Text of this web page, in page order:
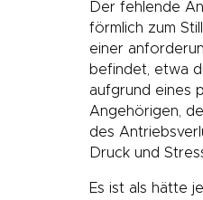
Der fehlende
förmlich zum
einer
befindet, etwa
aufgrund eines
Angehörigen,
des
Druck und
Es ist als hätte